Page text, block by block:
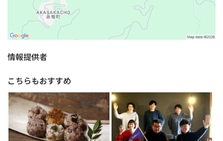
情報提供者
こちらもおすすめ